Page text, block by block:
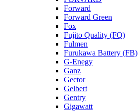
Forward
Forward Green
Fox
Fujito Quality (FQ)
Fulmen
Furukawa Battery (FB)
G-Enegy
Ganz
Gector
Gelbert
Gentry
Gigawatt